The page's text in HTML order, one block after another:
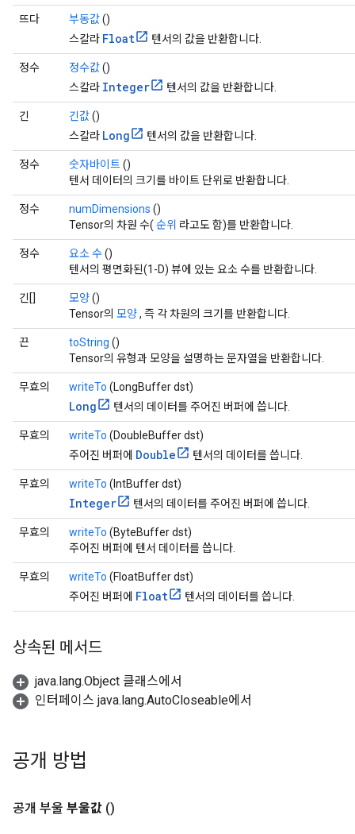
뜨다 부동값()
스칼라 Float 텐서의 값을 반환합니다.
정수 정수값()
스칼라 Integer 텐서의 값을 반환합니다.
긴 긴값()
스칼라 Long 텐서의 값을 반환합니다.
정수 숫자바이트()
텐서 데이터의 크기를 바이트 단위로 반환합니다.
정수 numDimensions ()
Tensor의 차원 수( 순위 라고도 함)를 반환합니다.
정수 요소 수()
텐서의 평면화된(1-D) 뷰에 있는 요소 수를 반환합니다.
긴[] 모양()
Tensor의 모양, 즉 각 차원의 크기를 반환합니다.
끈 toString ()
Tensor의 유형과 모양을 설명하는 문자열을 반환합니다.
무효의 writeTo (LongBuffer dst)
Long 텐서의 데이터를 주어진 버퍼에 씁니다.
무효의 writeTo (DoubleBuffer dst)
주어진 버퍼에 Double 텐서의 데이터를 씁니다.
무효의 writeTo (IntBuffer dst)
Integer 텐서의 데이터를 주어진 버퍼에 씁니다.
무효의 writeTo (ByteBuffer dst)
주어진 버퍼에 텐서 데이터를 씁니다.
무효의 writeTo (FloatBuffer dst)
주어진 버퍼에 Float 텐서의 데이터를 씁니다.
상속된 메서드
java.lang.Object 클래스에서
인터페이스 java.lang.AutoCloseable에서
공개 방법
공개 부울 부울값 ()